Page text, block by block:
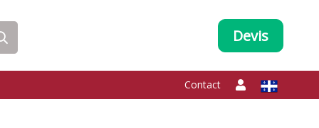
Devis
Contact